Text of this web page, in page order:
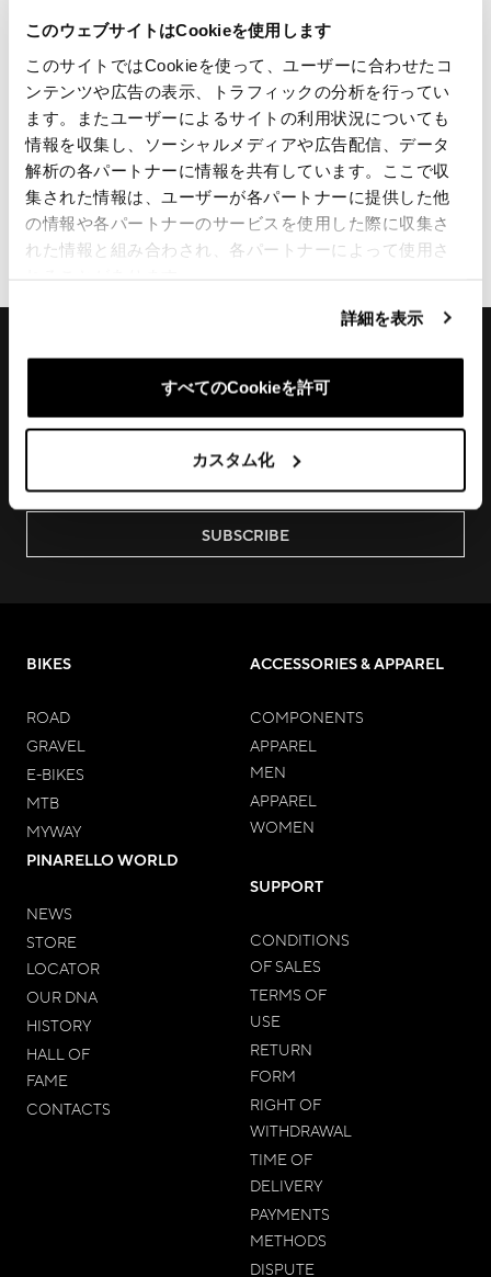
このウェブサイトはCookieを使用します
このサイトではCookieを使って、ユーザーに合わせたコ
ンテンツや広告の表示、トラフィックの分析を行ってい
ます。またユーザーによるサイトの利用状況についても
情報を収集し、ソーシャルメディアや広告配信、データ
解析の各パートナーに情報を共有しています。ここで収
集された情報は、ユーザーが各パートナーに提供した他
の情報や各パートナーのサービスを使用した際に収集さ
れた情報と組み合わされ、各パートナーによって使用さ
詳細を表示
すべてのCookieを許可
カスタム化
WARRANTY FALSE FRAMES
FRAME REGISTRATION DOWNLOADS
RECEIVE EXCLUSIVE PREVIEW AND
Join us to discover new products, learn about our latest
SUBSCRIBE
BIKES
ROAD
GRAVEL
E-BIKES
MTB
MYWAY
ACCESSORIES & APPAREL
COMPONENTS
APPAREL
MEN
APPAREL
WOMEN
PINARELLO WORLD
NEWS
STORE
LOCATOR
OUR DNA
HISTORY
HALL OF
FAME
CONTACTS
SUPPORT
CONDITIONS
OF SALES
TERMS OF
USE
RETURN
FORM
RIGHT OF
WITHDRAWAL
TIME OF
DELIVERY
PAYMENTS
METHODS
DISPUTE